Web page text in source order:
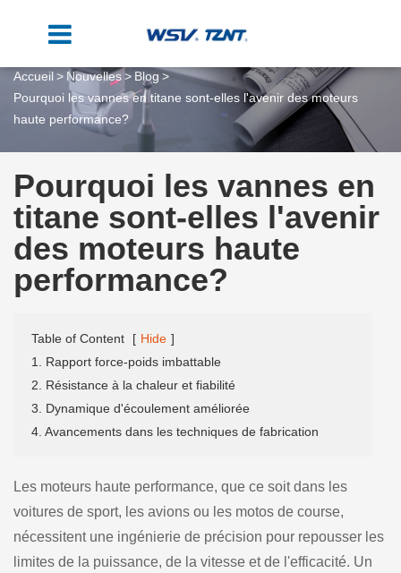
Accueil Nouvelles
Blog
Pourquoi les vannes en titane sont-elles l'avenir des moteurs
haute performance?
Pourquoi les vannes en
titane sont-elles l'avenir
des moteurs haute
performance?
Table of Content [ Hide ]
1. Rapport force-poids imbattable
2. Résistance à la chaleur et fiabilité
3. Dynamique d'écoulement améliorée
4. Avancements dans les techniques de fabrication
Les moteurs haute performance, que ce soit dans les
voitures de sport, les avions ou les motos de course,
nécessitent une ingénierie de précision pour repousser les
limites de la puissance, de la vitesse et de l'efficacité. Un